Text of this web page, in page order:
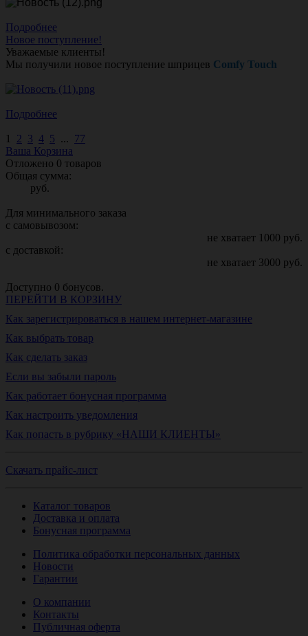
Подробнее
Новое поступление!
Уважаемые клиенты!
Мы получили новое поступление шприцев Comfy Touch
Подробнее
1 2 3 4 5 ... 77
Ваша Корзина
Отложено 0 товаров
Общая сумма:
руб.
Для минимального заказа
с самовывозом:
не хватает 1000 руб.
с доставкой:
не хватает 3000 руб.
Доступно 0 бонусов.
ПЕРЕЙТИ В КОРЗИНУ
Как зарегистрироваться в нашем интернет-магазине
Как выбрать товар
Как сделать заказ
Если вы забыли пароль
Как работает бонусная программа
Как настроить уведомления
Как попасть в рубрику «НАШИ КЛИЕНТЫ»
Скачать прайс-лист
Каталог товаров
Доставка и оплата
Бонусная программа
Политика обработки персональных данных
Новости
Гарантии
О компании
Контакты
Публичная оферта